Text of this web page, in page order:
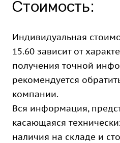
Стоимость:
Индивидуальная
15.60 зависит от
получения точной
рекомендуется
компании.
Вся информация,
касающаяся
наличия на складе и